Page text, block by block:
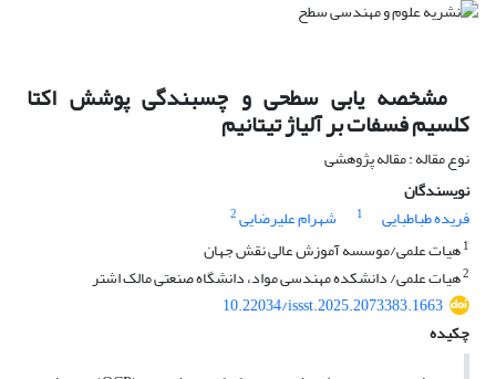
مشخصه یابی سطحی و چسبندگی پوشش اکتا
کلسیم فسفات بر آلیاژ تیتانیم
نوع مقاله : مقاله پژوهشی
نویسندگان
فریده طباطبایی
1 شهرام علیرضایی2
1هیات علمی/موسسه آموزش عالی نقش جهان
2هیات علمی/ دانشکده مهندسی مواد، دانشگاه صنعتی مالک اشتر
10.22034/issst.2025.2073383.1663
چکیده